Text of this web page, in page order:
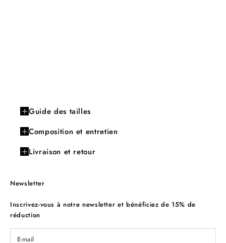
Guide des tailles
Composition et entretien
Livraison et retour
Newsletter
Inscrivez-vous à notre newsletter et bénéficiez de 15% de
réduction